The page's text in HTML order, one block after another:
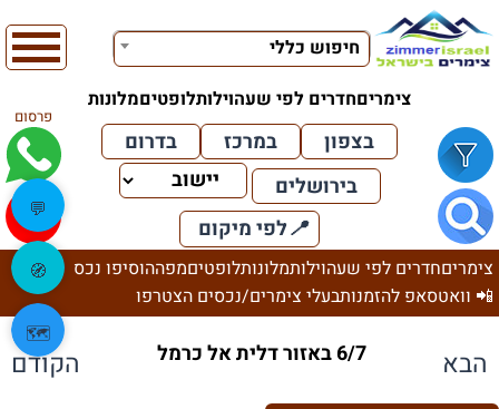
חיפוש כללי
צימריםחדרים לפי שעהוילותלופטיםמלונות
פרסום
בצפון במרכז
בדרום
בירושלים
📍לפי מיקום
צימריםחדרים לפי שעהוילותמלונותלופטיםמפההוסיפו נכס
📲 וואטסאפ להזמנותבעלי צימרים/נכסים הצטרפו
הבא 6/7 באזור דלית אל כרמל הקודם
💬
🧭
🗺️